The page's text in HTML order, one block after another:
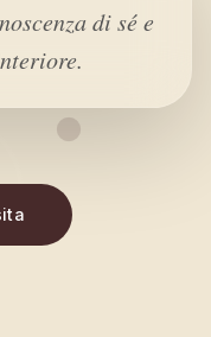
di sé e